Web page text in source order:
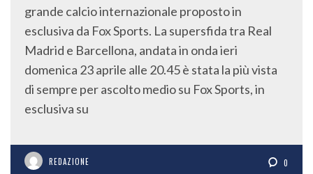
grande calcio internazionale proposto in
esclusiva da Fox Sports. La supersfida tra Real
Madrid e Barcellona, andata in onda ieri
domenica 23 aprile alle 20.45 è stata la più vista
di sempre per ascolto medio su Fox Sports, in
esclusiva su
REDAZIONE 0